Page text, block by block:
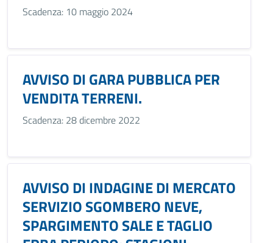
Scadenza: 10 maggio 2024
AVVISO DI GARA PUBBLICA PER
VENDITA TERRENI.
Scadenza: 28 dicembre 2022
AVVISO DI INDAGINE DI MERCATO
SERVIZIO SGOMBERO NEVE,
SPARGIMENTO SALE E TAGLIO